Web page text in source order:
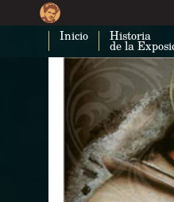
Inicio Historia
de la